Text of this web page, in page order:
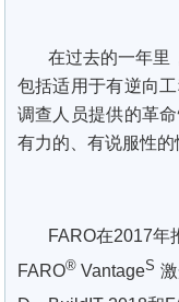
在过去的一年里
包括适用于有逆向
调查人员提供的革
有力的、有说服性的
FARO在2017年
FARO®VantageS